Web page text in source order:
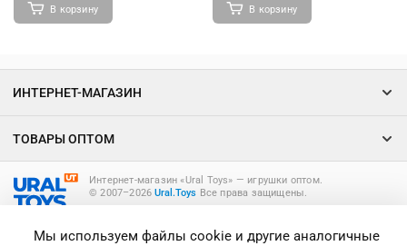
В корзину В корзину
Интернет-магазин «Ural Toys» ― игрушки оптом.
© 2007–2026Ural.Toys Все права защищены.
ИНТЕРНЕТ-МАГАЗИН
ТОВАРЫ ОПТОМ
Мы используем файлы cookie и другие аналогичные